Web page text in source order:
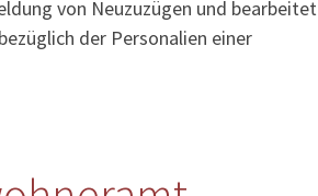
von Neuzuzügen und bearbeitet
der Personalien einer